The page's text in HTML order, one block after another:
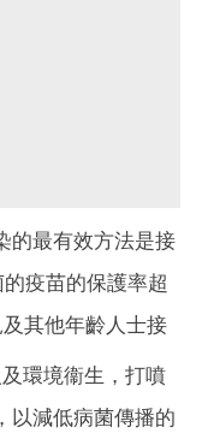
的最有效方法是接
疫苗的保護率超
其他年齡人士接
環境衞生，打噴
以減低病菌傳播的